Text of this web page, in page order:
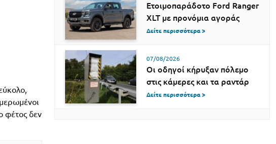
φέτος δεν
Ετοιμοπαράδοτο Ford Ranger
XLT με προνόμια αγοράς
Δείτε περισσότερα >
07/08/2026
Οι οδηγοί κήρυξαν πόλεμο
στις κάμερες και τα ραντάρ
Δείτε περισσότερα >